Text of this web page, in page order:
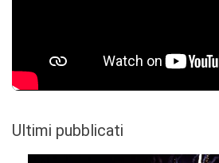
Ultimi pubblicati